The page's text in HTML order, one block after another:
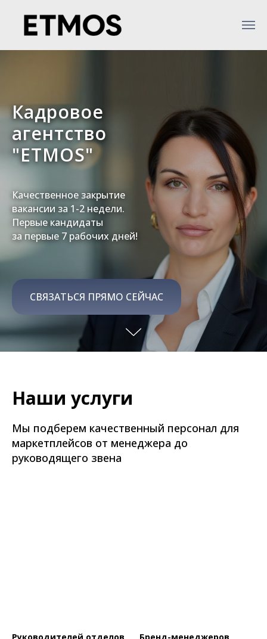
Кадровое
агентство
"ETMOS"
Качественное закрытие
вакансии за 1-2 недели.
Первые кандидаты
за первые 7 рабочих дней!
СВЯЗАТЬСЯ ПРЯМО СЕЙЧАС
Наши услуги
Мы подберем качественный персонал для
маркетплейсов от менеджера до
руководящего звена
Руководителей отделов
Бренд-менеджеров